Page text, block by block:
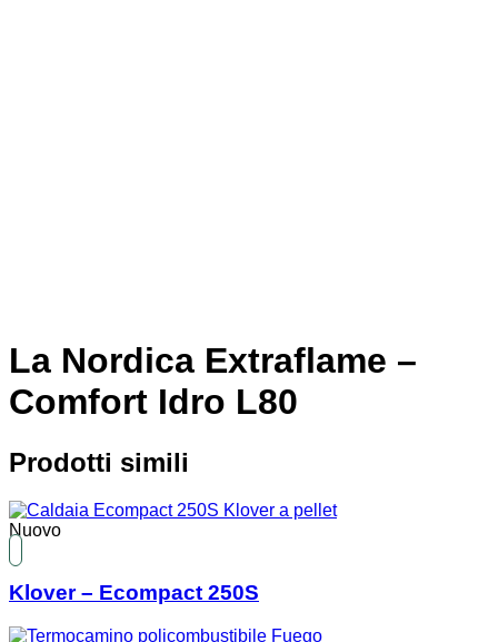
La Nordica Extraflame –
Comfort Idro L80
Prodotti simili
Nuovo
Klover – Ecompact 250S